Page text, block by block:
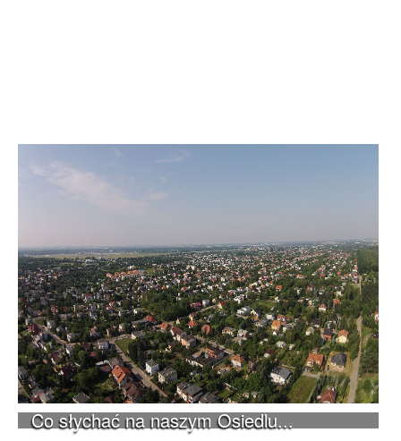
Co słychać na naszym Osiedlu...